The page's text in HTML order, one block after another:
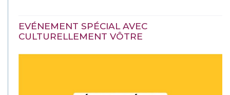
EVÉNEMENT SPÉCIAL AVEC
CULTURELLEMENT VÔTRE